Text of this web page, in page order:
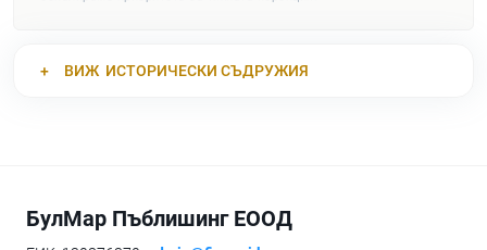
ВИЖ ИСТОРИЧЕСКИ СЪДРУЖИЯ
БулМар Пъблишинг ЕООД